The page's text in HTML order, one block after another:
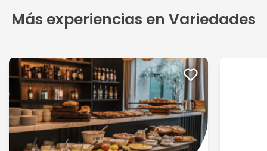
Más experiencias en Variedades